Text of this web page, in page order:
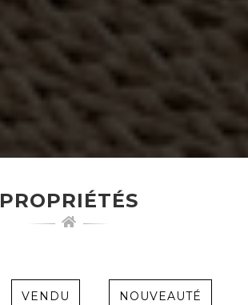
PROPRIÉTÉS
VENDU NOUVEAUTÉ